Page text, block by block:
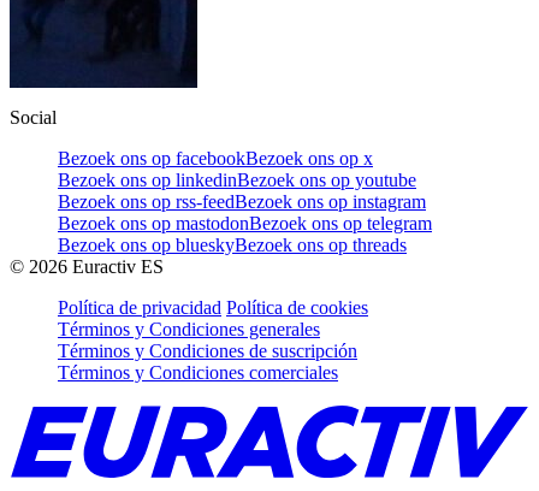
Social
Bezoek ons op facebookBezoek ons op x
Bezoek ons op linkedinBezoek ons op youtube
Bezoek ons op rss-feedBezoek ons op instagram
Bezoek ons op mastodonBezoek ons op telegram
Bezoek ons op blueskyBezoek ons op threads
© 2026 Euractiv ES
Política de privacidad Política de cookies
Términos y Condiciones generales
Términos y Condiciones de suscripción
Términos y Condiciones comerciales